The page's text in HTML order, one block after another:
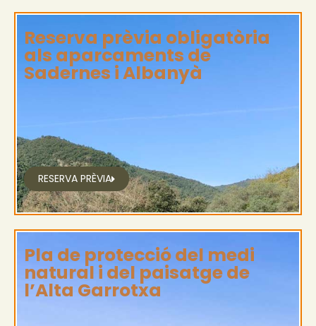
Reserva prèvia obligatòria
als aparcaments de
Sadernes i Albanyà
RESERVA PRÈVIA
Pla de protecció del medi
natural i del paisatge de
l’Alta Garrotxa